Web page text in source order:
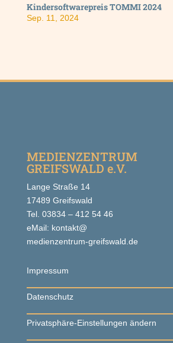
Kindersoftwarepreis TOMMI 2024
Sep. 11, 2024
MEDIENZENTRUM
GREIFSWALD e.V.
Lange Straße 14
17489 Greifswald
Tel. 03834 – 412 54 46
eMail: kontakt@
medienzentrum-greifswald.de
Impressum
Datenschutz
Privatsphäre-Einstellungen ändern